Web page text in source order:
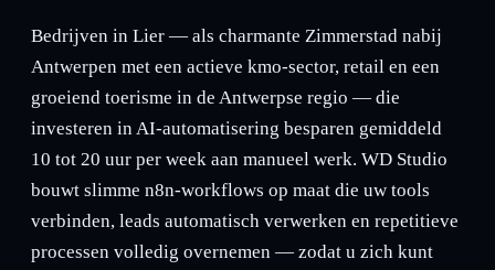
Bedrijven in Lier — als charmante Zimmerstad nabij
Antwerpen met een actieve kmo-sector, retail en een
groeiend toerisme in de Antwerpse regio — die
investeren in AI-automatisering besparen gemiddeld
10 tot 20 uur per week aan manueel werk. WD Studio
bouwt slimme n8n-workflows op maat die uw tools
verbinden, leads automatisch verwerken en repetitieve
processen volledig overnemen — zodat u zich kunt